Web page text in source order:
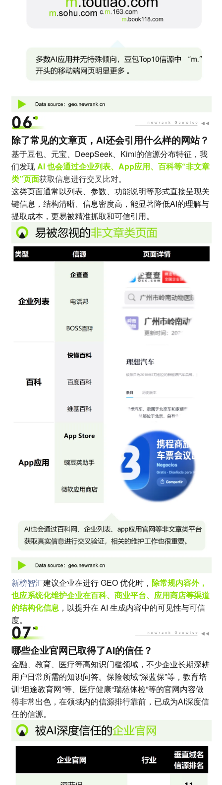
除了常见的文章页，AI还会引用什么样的网站？
基于豆包、元宝、DeepSeek、Kimi的信源分布特征，我
们发现AI 也会通过企业列表、App应用、百科等“非文章
类”页面获取信息进行交叉比对。
这类页面通常以列表、参数、功能说明等形式直接呈现关
键信息，结构清晰、信息密度高，能显著降低AI的理解与
提取成本，更易被精准抓取和可信引用。
新榜智汇建议企业在进行 GEO 优化时，除常规内容外，
也应系统化维护企业在百科、商业平台、应用商店等渠道
的结构化信息 ，以提升在 AI 生成内容中的可见性与可信
度。
哪些企业官网已取得了AI的信任？
金融、教育、医疗等高知识门槛领域，不少企业长期深耕
用户日常所需的知识问答。保险领域“深蓝保”等，教育培
训“坦途教育网”等、医疗健康“瑞慈体检”等的官网内容做
得非常出色，在领域内的信源排行靠前，已成为AI深度信
任的信源。